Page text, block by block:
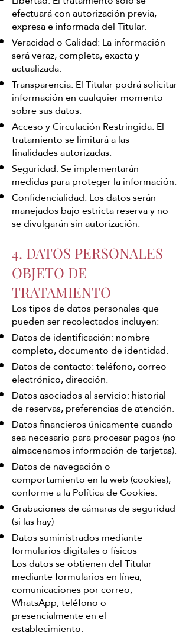
efectuará con autorización previa,
expresa e informada del Titular.
Veracidad o Calidad: La información
será veraz, completa, exacta y
actualizada.
Transparencia: El Titular podrá solicitar
información en cualquier momento
sobre sus datos.
Acceso y Circulación Restringida: El
tratamiento se limitará a las
finalidades autorizadas.
Seguridad: Se implementarán
medidas para proteger la información.
Confidencialidad: Los datos serán
manejados bajo estricta reserva y no
se divulgarán sin autorización.
4. DATOS PERSONALES
OBJETO DE
TRATAMIENTO
Los tipos de datos personales que
pueden ser recolectados incluyen:
Datos de identificación: nombre
completo, documento de identidad.
Datos de contacto: teléfono, correo
electrónico, dirección.
Datos asociados al servicio: historial
de reservas, preferencias de atención.
Datos financieros únicamente cuando
sea necesario para procesar pagos (no
almacenamos información de tarjetas).
Datos de navegación o
comportamiento en la web (cookies),
conforme a la Política de Cookies.
Grabaciones de cámaras de seguridad
(si las hay)
Datos suministrados mediante
formularios digitales o físicos
Los datos se obtienen del Titular
mediante formularios en línea,
comunicaciones por correo,
WhatsApp, teléfono o
presencialmente en el
establecimiento.